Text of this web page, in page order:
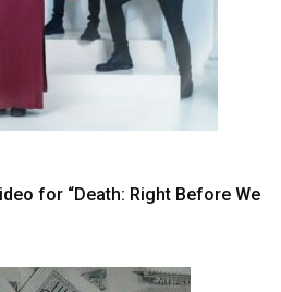
for “Death: Right Before We